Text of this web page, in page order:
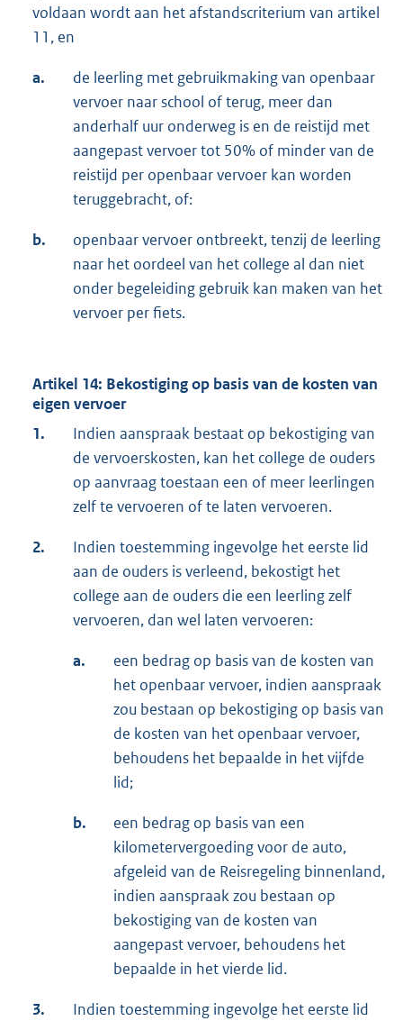
voldaan wordt aan het afstandscriterium van artikel
11, en
a.
de leerling met gebruikmaking van openbaar
vervoer naar school of terug, meer dan
anderhalf uur onderweg is en de reistijd met
aangepast vervoer tot 50% of minder van de
reistijd per openbaar vervoer kan worden
teruggebracht, of:
b.
openbaar vervoer ontbreekt, tenzij de leerling
naar het oordeel van het college al dan niet
onder begeleiding gebruik kan maken van het
vervoer per fiets.
Artikel 14: Bekostiging op basis van de kosten van
eigen vervoer
1.
Indien aanspraak bestaat op bekostiging van
de vervoerskosten, kan het college de ouders
op aanvraag toestaan een of meer leerlingen
zelf te vervoeren of te laten vervoeren.
2.
Indien toestemming ingevolge het eerste lid
aan de ouders is verleend, bekostigt het
college aan de ouders die een leerling zelf
vervoeren, dan wel laten vervoeren:
a.
een bedrag op basis van de kosten van
het openbaar vervoer, indien aanspraak
zou bestaan op bekostiging op basis van
de kosten van het openbaar vervoer,
behoudens het bepaalde in het vijfde
lid;
b.
een bedrag op basis van een
kilometervergoeding voor de auto,
afgeleid van de Reisregeling binnenland,
indien aanspraak zou bestaan op
bekostiging van de kosten van
aangepast vervoer, behoudens het
bepaalde in het vierde lid.
3.
Indien toestemming ingevolge het eerste lid